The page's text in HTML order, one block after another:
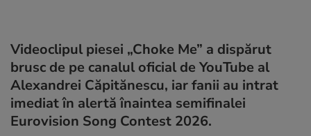
Videoclipul piesei „Choke Me” a dispărut
brusc de pe canalul oficial de YouTube al
Alexandrei Căpitănescu, iar fanii au intrat
imediat în alertă înaintea semifinalei
Eurovision Song Contest 2026.